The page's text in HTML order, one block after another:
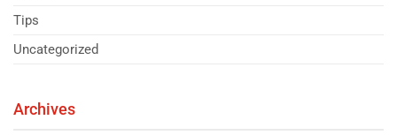
Tips
Uncategorized
Archives